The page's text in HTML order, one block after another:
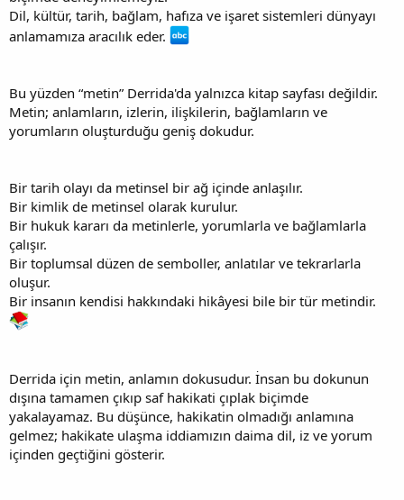
Dil, kültür, tarih, bağlam, hafıza ve işaret sistemleri dünyayı
anlamamıza aracılık eder.
Bu yüzden “metin” Derrida'da yalnızca kitap sayfası değildir.
Metin; anlamların, izlerin, ilişkilerin, bağlamların ve
yorumların oluşturduğu geniş dokudur.
Bir tarih olayı da metinsel bir ağ içinde anlaşılır.
Bir kimlik de metinsel olarak kurulur.
Bir hukuk kararı da metinlerle, yorumlarla ve bağlamlarla
çalışır.
Bir toplumsal düzen de semboller, anlatılar ve tekrarlarla
oluşur.
Bir insanın kendisi hakkındaki hikâyesi bile bir tür metindir.
Derrida için metin, anlamın dokusudur. İnsan bu dokunun
dışına tamamen çıkıp saf hakikati çıplak biçimde
yakalayamaz. Bu düşünce, hakikatin olmadığı anlamına
gelmez; hakikate ulaşma iddiamızın daima dil, iz ve yorum
içinden geçtiğini gösterir.